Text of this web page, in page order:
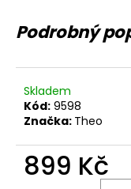
Podrobný
Skladem
Kód: 9598
Značka: Theo
899 Kč
m
e